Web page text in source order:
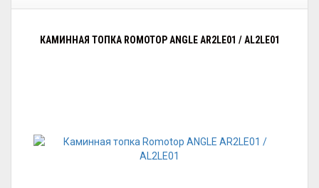
КАМИННАЯ ТОПКА ROMOTOP ANGLE AR2LE01 / AL2LE01